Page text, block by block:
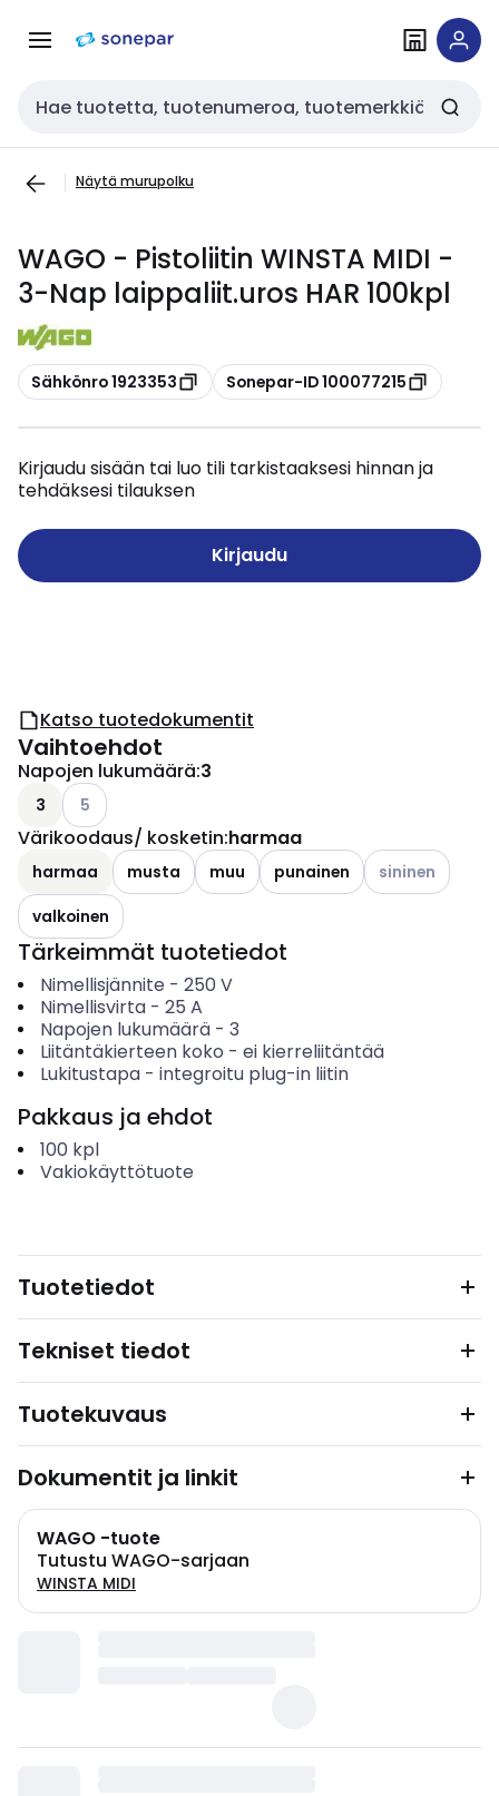
navigointiinsisältöön
Haku
Näytä murupolku
WAGO - Pistoliitin WINSTA MIDI -
3-Nap laippaliit.uros HAR 100kpl
Kopioi
Sähkönro 1923353 Kopioi
Sonepar-ID 100077215
Kirjaudu sisään tai luo tili tarkistaaksesi hinnan ja
tehdäksesi tilauksen
Kirjaudu
Katso tuotedokumentit
Vaihtoehdot
Napojen lukumäärä:3
3 Katso käytettävissä olevat vaihtoehdot
5
Värikoodaus/ kosketin:harmaa
harmaa musta muu punainen Katso
sininen
valkoinen
Tärkeimmät tuotetiedot
Nimellisjännite - 250 V
Nimellisvirta- 25 A
Napojen lukumäärä- 3
Liitäntäkierteen koko - ei kierreliitäntää
Lukitustapa- integroitu plug-in liitin
Pakkaus ja ehdot
100 kpl
Vakiokäyttötuote
Tuotetiedot
Tekniset tiedot
Tuotekuvaus
Dokumentit ja linkit
WAGO -tuote
Tutustu WAGO-sarjaan
WINSTA MIDI